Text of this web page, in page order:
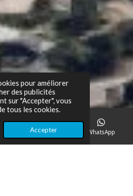
pour améliorer
des publicités
sur "Accepter", vous
tous les cookies.
Accepter
Carte WhatsApp